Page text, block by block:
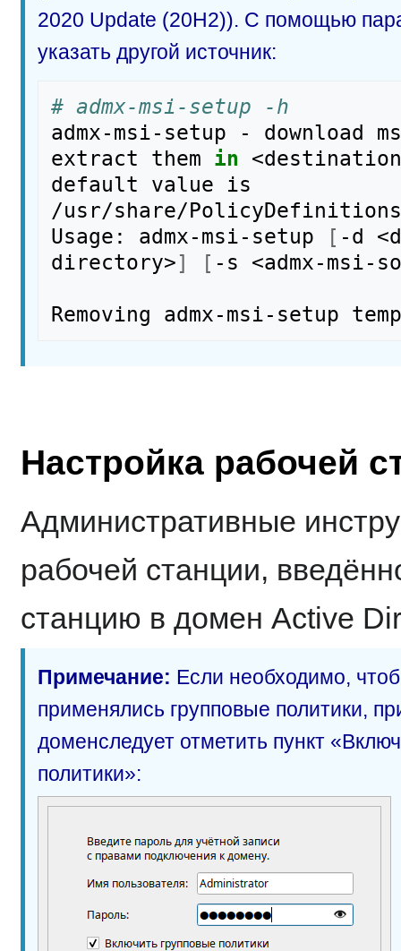
2020 Update (20H2)). С помощью
указать другой источник:
# admx-msi-setup -h
admx-msi-setup - download
extract them in
default value is
/usr/share/
Usage: admx-msi-setup
[ -d
directory>] [ -s <admx-msi-
Настройка рабочей
Административные
рабочей станции,
станцию в домен Active
Примечание: Если необходимо,
применялись групповые политики,
доменследует отметить пункт
политики»: